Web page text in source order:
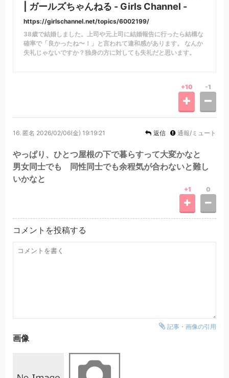
| ガールズちゃんねる - Girls Channel -
https://girlschannel.net/topics/6002199/
38歳で結婚しました。上司や元上司に結婚報告に行ったら結構な
確率で「良かったね〜！」と言われて違和感があります。 なんか
失礼じゃないですか？独身の方に対しても失礼だと思います。
+10 -1
16. 匿名 2026/02/06(金) 19:19:21 返信 通報/ミュート
やっぱり、ひとつ屋根の下で暮らすって大変かなと
男女同士でも 同性同士でも余程気が合わないと難し
いかなと
+1 0
コメントを投稿する
記事・画像の引用
画像